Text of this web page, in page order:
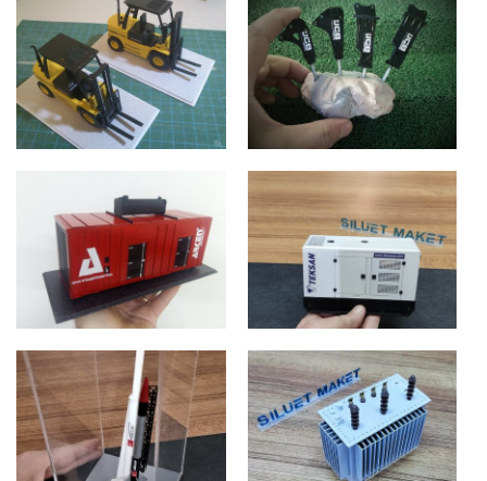
RÖMORKLU MOBİL
JENERATÖR
ANKARA
AKSA MOBİL
JENERATÖR
İSTANBUL
ÇUKUROVA FORKLIFT
ADANA
JCB KIRICI
İSTANBUL
ARKEN KONTEYNER
JENERATÖR
İSTANBUL
TEKSAN KONTEYNER
JENERATÖR
İSTANBUL